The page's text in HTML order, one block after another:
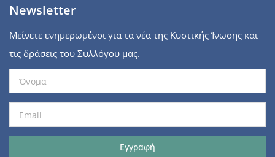
Newsletter
Μείνετε ενημερωμένοι για τα νέα της Κυστικής Ίνωσης και
τις δράσεις του Συλλόγου μας.